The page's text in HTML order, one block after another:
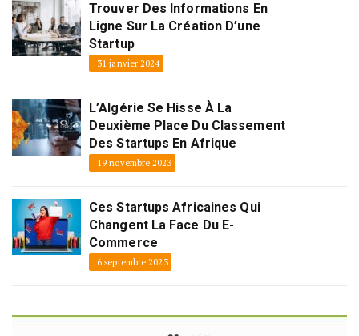
Trouver Des Informations En
Ligne Sur La Création D’une
Startup
31 janvier 2024
L’Algérie Se Hisse À La
Deuxième Place Du Classement
Des Startups En Afrique
19 novembre 2023
Ces Startups Africaines Qui
Changent La Face Du E-
Commerce
6 septembre 2023